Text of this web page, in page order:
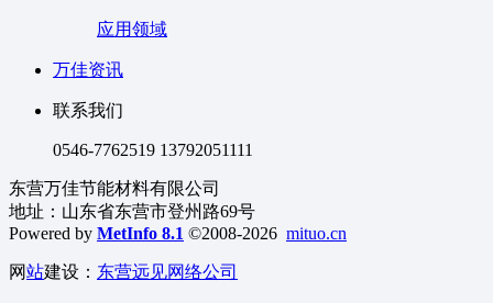
应用领域
万佳资讯
联系我们
0546-7762519 13792051111
东营万佳节能材料有限公司
地址：山东省东营市登州路69号
Powered by MetInfo 8.1 ©2008-2026 mituo.cn
网站建设： 东营远见网络公司